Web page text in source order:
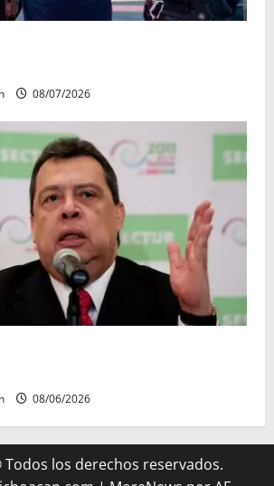
08/07/2026
08/06/2026
los derechos reservados.